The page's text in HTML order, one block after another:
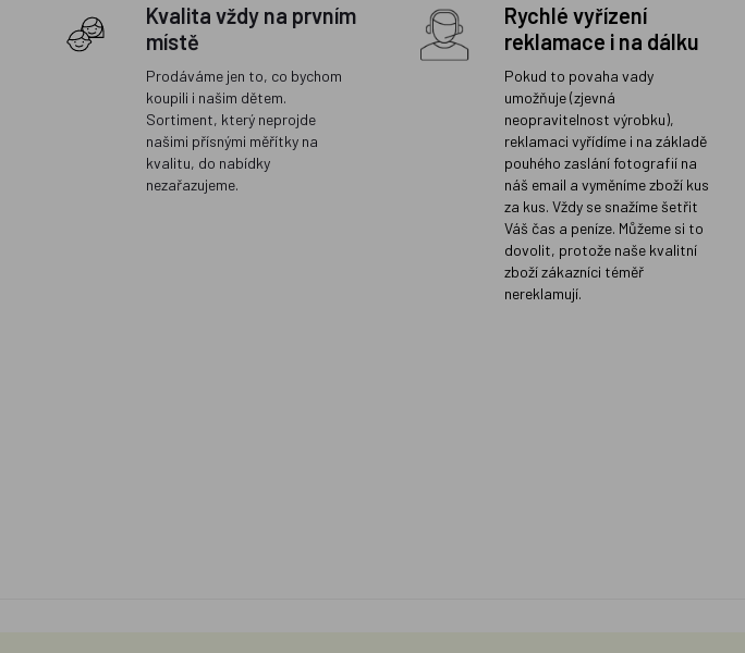
Kvalita vždy na prvním
místě
Prodáváme jen to, co bychom
koupili i našim dětem.
Sortiment, který neprojde
našimi přísnými měřítky na
kvalitu, do nabídky
nezařazujeme.
Rychlé vyřízení
reklamace i na dálku
Pokud to povaha vady
umožňuje (zjevná
neopravitelnost výrobku),
reklamaci vyřídíme i na základě
pouhého zaslání fotografií na
náš email a vyměníme zboží kus
za kus. Vždy se snažíme šetřit
Váš čas a peníze. Můžeme si to
dovolit, protože naše kvalitní
zboží zákazníci téměř
nereklamují.